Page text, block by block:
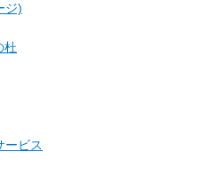
ジ)
杜
ービス